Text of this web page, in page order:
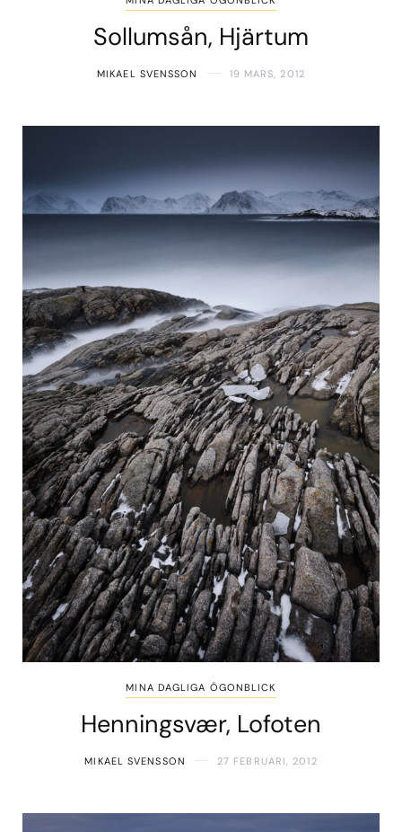
Sollumsån, Hjärtum
MIKAEL SVENSSON 19 MARS, 2012
MINA DAGLIGA ÖGONBLICK
Henningsvær, Lofoten
MIKAEL SVENSSON 27 FEBRUARI, 2012